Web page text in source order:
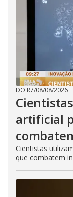
DO R7/08/08/2026
artificial
Cientistas
que combatem